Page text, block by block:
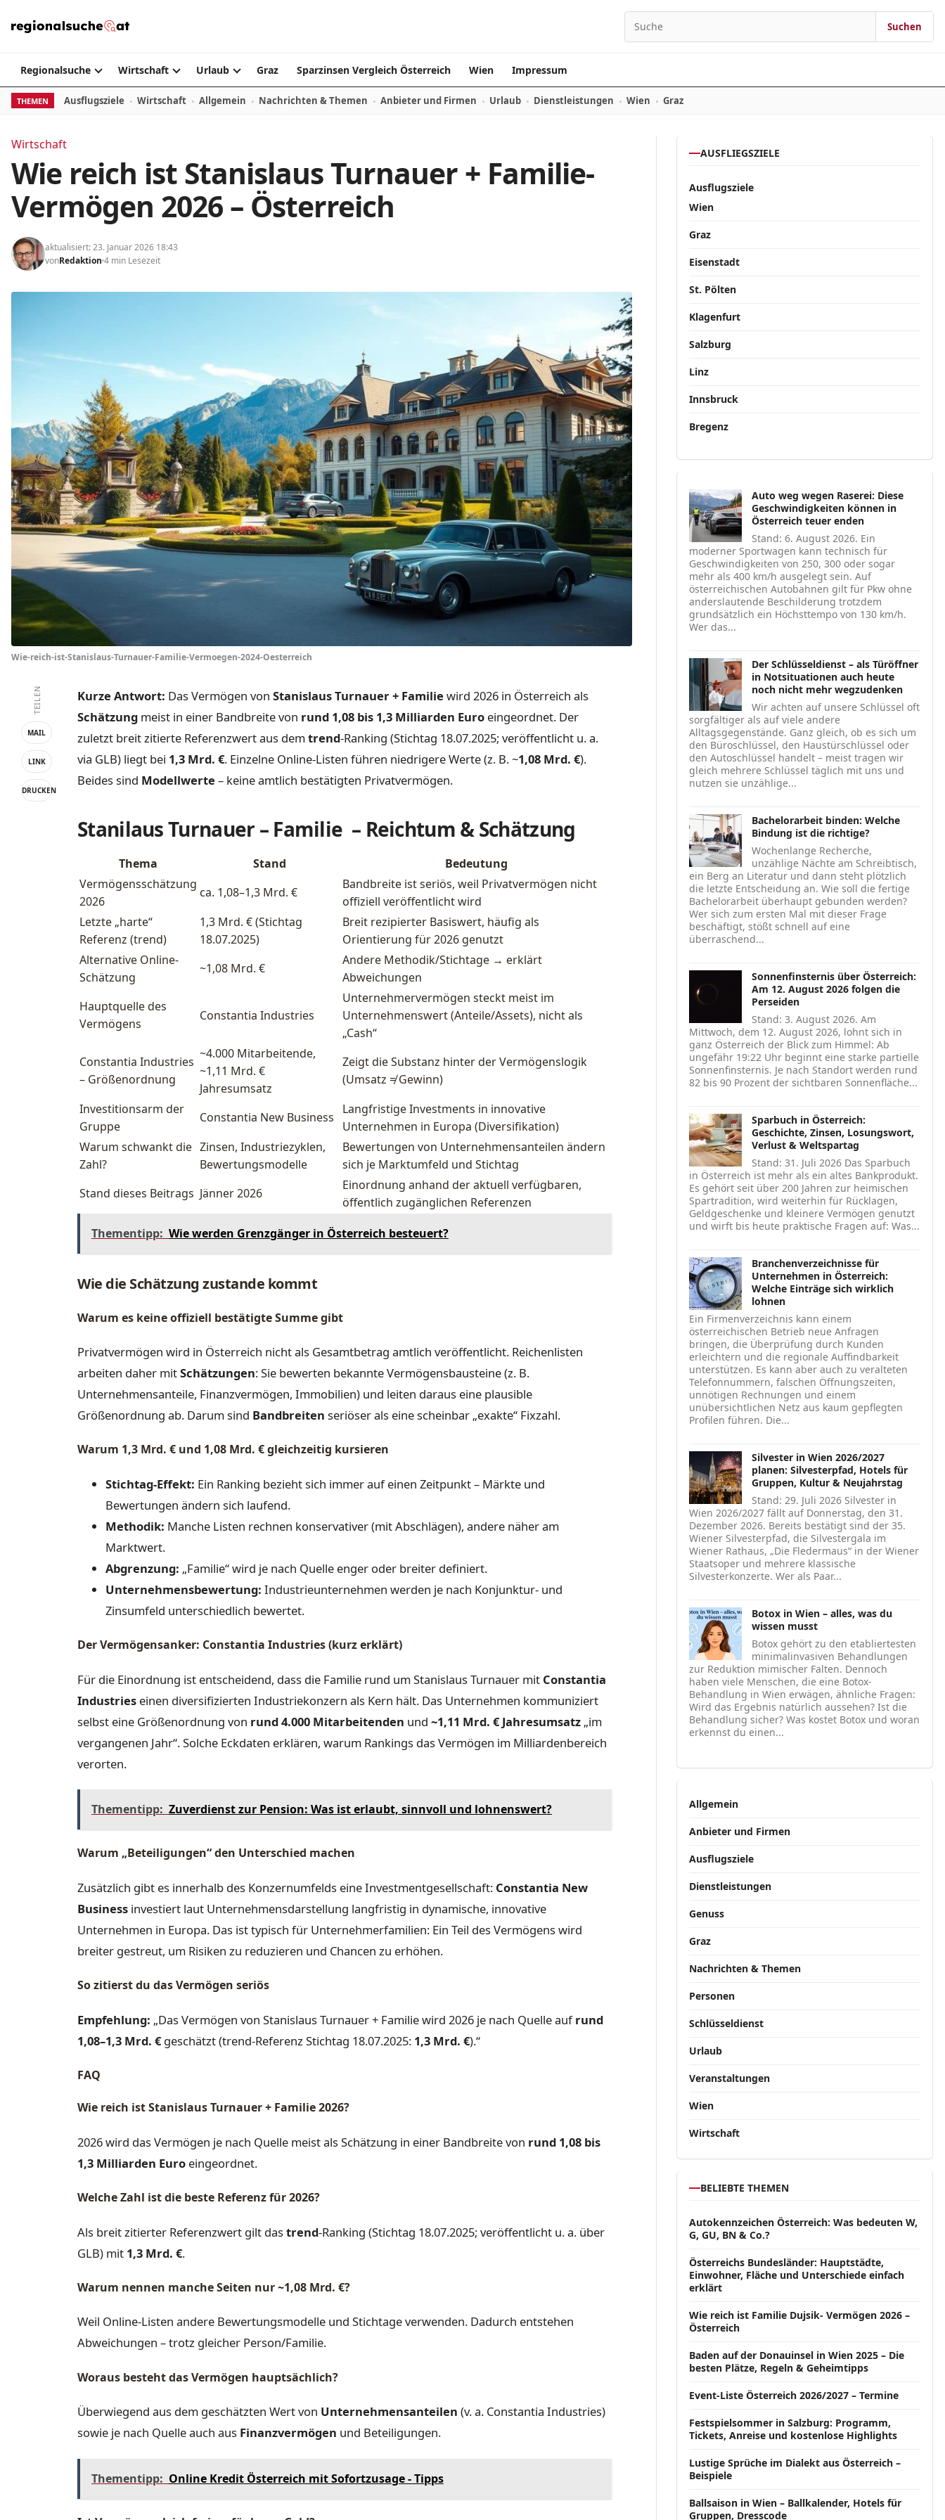
Suchen nach:
Suchen
Regionalsuche Wirtschaft Urlaub Graz Sparzinsen Vergleich Österreich Wien Impressum
THEMEN Ausflugsziele Wirtschaft Allgemein Nachrichten & Themen Anbieter und Firmen Urlaub Dienstleistungen Wien Graz
Wirtschaft
Wie reich ist Stanislaus Turnauer + Familie-
Vermögen 2026 – Österreich
aktualisiert: 23. Januar 2026 18:43
vonRedaktion 4 min Lesezeit
Wie-reich-ist-Stanislaus-Turnauer-Familie-Vermoegen-2024-Oesterreich
TEILEN
MAIL
LINK
DRUCKEN
Kurze Antwort: Das Vermögen von Stanislaus Turnauer + Familie wird 2026 in Österreich als
Schätzung meist in einer Bandbreite von rund 1,08 bis 1,3 Milliarden Euro eingeordnet. Der
zuletzt breit zitierte Referenzwert aus demtrend-Ranking (Stichtag 18.07.2025; veröffentlicht u. a.
via GLB) liegt bei 1,3 Mrd. €. Einzelne Online-Listen führen niedrigere Werte (z. B. ~1,08 Mrd. €).
Beides sind Modellwerte – keine amtlich bestätigten Privatvermögen.
Stanilaus Turnauer – Familie – Reichtum & Schätzung
Thema Stand
Bedeutung
Vermögensschätzung
2026
ca. 1,08–1,3 Mrd. €
Bandbreite ist seriös, weil Privatvermögen nicht
offiziell veröffentlicht wird
Letzte „harte“
Referenz (trend)
1,3 Mrd. € (Stichtag
18.07.2025)
Breit rezipierter Basiswert, häufig als
Orientierung für 2026 genutzt
Alternative Online-
Schätzung
~1,08 Mrd. €
Andere Methodik/Stichtage → erklärt
Abweichungen
Hauptquelle des
Vermögens
Constantia Industries
Unternehmervermögen steckt meist im
Unternehmenswert (Anteile/Assets), nicht als
„Cash“
Constantia Industries
– Größenordnung
~4.000 Mitarbeitende,
~1,11 Mrd. €
Jahresumsatz
Zeigt die Substanz hinter der Vermögenslogik
(Umsatz ≠ Gewinn)
Investitionsarm der
Gruppe
Constantia New Business
Langfristige Investments in innovative
Unternehmen in Europa (Diversifikation)
Warum schwankt die
Zahl?
Zinsen, Industriezyklen,
Bewertungsmodelle
Bewertungen von Unternehmensanteilen ändern
sich je Marktumfeld und Stichtag
Stand dieses Beitrags Jänner 2026
Einordnung anhand der aktuell verfügbaren,
öffentlich zugänglichen Referenzen
Thementipp: Wie werden Grenzgänger in Österreich besteuert?
Wie die Schätzung zustande kommt
Warum es keine offiziell bestätigte Summe gibt
Privatvermögen wird in Österreich nicht als Gesamtbetrag amtlich veröffentlicht. Reichenlisten
arbeiten daher mitSchätzungen: Sie bewerten bekannte Vermögensbausteine (z. B.
Unternehmensanteile, Finanzvermögen, Immobilien) und leiten daraus eine plausible
Größenordnung ab. Darum sind Bandbreiten seriöser als eine scheinbar „exakte“ Fixzahl.
Warum 1,3 Mrd. € und 1,08 Mrd. € gleichzeitig kursieren
Stichtag-Effekt: Ein Ranking bezieht sich immer auf einen Zeitpunkt – Märkte und
Bewertungen ändern sich laufend.
Methodik: Manche Listen rechnen konservativer (mit Abschlägen), andere näher am
Marktwert.
Abgrenzung: „Familie“ wird je nach Quelle enger oder breiter definiert.
Unternehmensbewertung: Industrieunternehmen werden je nach Konjunktur- und
Zinsumfeld unterschiedlich bewertet.
Der Vermögensanker: Constantia Industries (kurz erklärt)
Für die Einordnung ist entscheidend, dass die Familie rund um Stanislaus Turnauer mit Constantia
Industries einen diversifizierten Industriekonzern als Kern hält. Das Unternehmen kommuniziert
selbst eine Größenordnung von rund 4.000 Mitarbeitenden und ~1,11 Mrd. € Jahresumsatz „im
vergangenen Jahr“. Solche Eckdaten erklären, warum Rankings das Vermögen im Milliardenbereich
verorten.
Thementipp: Zuverdienst zur Pension: Was ist erlaubt, sinnvoll und lohnenswert?
Warum „Beteiligungen“ den Unterschied machen
Zusätzlich gibt es innerhalb des Konzernumfelds eine Investmentgesellschaft: Constantia New
Business investiert laut Unternehmensdarstellung langfristig in dynamische, innovative
Unternehmen in Europa. Das ist typisch für Unternehmerfamilien: Ein Teil des Vermögens wird
breiter gestreut, um Risiken zu reduzieren und Chancen zu erhöhen.
So zitierst du das Vermögen seriös
Empfehlung: „Das Vermögen von Stanislaus Turnauer + Familie wird 2026 je nach Quelle aufrund
1,08–1,3 Mrd. €geschätzt (trend-Referenz Stichtag 18.07.2025: 1,3 Mrd. €).“
FAQ
Wie reich ist Stanislaus Turnauer + Familie 2026?
2026 wird das Vermögen je nach Quelle meist als Schätzung in einer Bandbreite von rund 1,08 bis
1,3 Milliarden Euro eingeordnet.
Welche Zahl ist die beste Referenz für 2026?
Als breit zitierter Referenzwert gilt dastrend-Ranking (Stichtag 18.07.2025; veröffentlicht u. a. über
GLB) mit 1,3 Mrd. €.
Warum nennen manche Seiten nur ~1,08 Mrd. €?
Weil Online-Listen andere Bewertungsmodelle und Stichtage verwenden. Dadurch entstehen
Abweichungen – trotz gleicher Person/Familie.
Woraus besteht das Vermögen hauptsächlich?
Überwiegend aus dem geschätzten Wert von Unternehmensanteilen (v. a. Constantia Industries)
sowie je nach Quelle auch aus Finanzvermögen und Beteiligungen.
Thementipp: Online Kredit Österreich mit Sofortzusage - Tipps
AUSFLIEGSZIELE
Ausflugsziele
Wien
Graz
Eisenstadt
St. Pölten
Klagenfurt
Salzburg
Linz
Innsbruck
Bregenz
Auto weg wegen Raserei: Diese
Geschwindigkeiten können in
Österreich teuer enden
Stand: 6. August 2026. Ein
moderner Sportwagen kann technisch für
Geschwindigkeiten von 250, 300 oder sogar
mehr als 400 km/h ausgelegt sein. Auf
österreichischen Autobahnen gilt für Pkw ohne
anderslautende Beschilderung trotzdem
grundsätzlich ein Höchsttempo von 130 km/h.
Wer das...
Der Schlüsseldienst – als Türöffner
in Notsituationen auch heute
noch nicht mehr wegzudenken
Wir achten auf unsere Schlüssel oft
sorgfältiger als auf viele andere
Alltagsgegenstände. Ganz gleich, ob es sich um
den Büroschlüssel, den Haustürschlüssel oder
den Autoschlüssel handelt – meist tragen wir
gleich mehrere Schlüssel täglich mit uns und
nutzen sie unzählige...
Bachelorarbeit binden: Welche
Bindung ist die richtige?
Wochenlange Recherche,
unzählige Nächte am Schreibtisch,
ein Berg an Literatur und dann steht plötzlich
die letzte Entscheidung an. Wie soll die fertige
Bachelorarbeit überhaupt gebunden werden?
Wer sich zum ersten Mal mit dieser Frage
beschäftigt, stößt schnell auf eine
überraschend...
Sonnenfinsternis über Österreich:
Am 12. August 2026 folgen die
Perseiden
Stand: 3. August 2026. Am
Mittwoch, dem 12. August 2026, lohnt sich in
ganz Österreich der Blick zum Himmel: Ab
ungefähr 19:22 Uhr beginnt eine starke partielle
Sonnenfinsternis. Je nach Standort werden rund
82 bis 90 Prozent der sichtbaren Sonnenfläche...
Sparbuch in Österreich:
Geschichte, Zinsen, Losungswort,
Verlust & Weltspartag
Stand: 31. Juli 2026 Das Sparbuch
in Österreich ist mehr als ein altes Bankprodukt.
Es gehört seit über 200 Jahren zur heimischen
Spartradition, wird weiterhin für Rücklagen,
Geldgeschenke und kleinere Vermögen genutzt
und wirft bis heute praktische Fragen auf: Was...
Branchenverzeichnisse für
Unternehmen in Österreich:
Welche Einträge sich wirklich
lohnen
Ein Firmenverzeichnis kann einem
österreichischen Betrieb neue Anfragen
bringen, die Überprüfung durch Kunden
erleichtern und die regionale Auffindbarkeit
unterstützen. Es kann aber auch zu veralteten
Telefonnummern, falschen Öffnungszeiten,
unnötigen Rechnungen und einem
unübersichtlichen Netz aus kaum gepflegten
Profilen führen. Die...
Silvester in Wien 2026/2027
planen: Silvesterpfad, Hotels für
Gruppen, Kultur & Neujahrstag
Stand: 29. Juli 2026 Silvester in
Wien 2026/2027 fällt auf Donnerstag, den 31.
Dezember 2026. Bereits bestätigt sind der 35.
Wiener Silvesterpfad, die Silvestergala im
Wiener Rathaus, „Die Fledermaus“ in der Wiener
Staatsoper und mehrere klassische
Silvesterkonzerte. Wer als Paar...
Botox in Wien – alles, was du
wissen musst
Botox gehört zu den etabliertesten
minimalinvasiven Behandlungen
zur Reduktion mimischer Falten. Dennoch
haben viele Menschen, die eine Botox-
Behandlung in Wien erwägen, ähnliche Fragen:
Wird das Ergebnis natürlich aussehen? Ist die
Behandlung sicher? Was kostet Botox und woran
erkennst du einen...
Allgemein
Anbieter und Firmen
Ausflugsziele
Dienstleistungen
Genuss
Graz
Nachrichten & Themen
Personen
Schlüsseldienst
Urlaub
Veranstaltungen
Wien
Wirtschaft
BELIEBTE THEMEN
Autokennzeichen Österreich: Was bedeuten W,
G, GU, BN & Co.?
Österreichs Bundesländer: Hauptstädte,
Einwohner, Fläche und Unterschiede einfach
erklärt
Wie reich ist Familie Dujsik- Vermögen 2026 –
Österreich
Baden auf der Donauinsel in Wien 2025 – Die
besten Plätze, Regeln & Geheimtipps
Event-Liste Österreich 2026/2027 – Termine
Festspielsommer in Salzburg: Programm,
Tickets, Anreise und kostenlose Highlights
Lustige Sprüche im Dialekt aus Österreich –
Beispiele
Ballsaison in Wien – Ballkalender, Hotels für
Gruppen, Dresscode